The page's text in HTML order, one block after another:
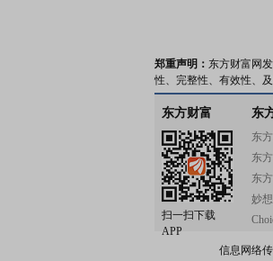
郑重声明： 东方财富网
性、完整性、有效性、
东方财富
扫一扫下载
APP
东
东
东
东
妙
信息网络